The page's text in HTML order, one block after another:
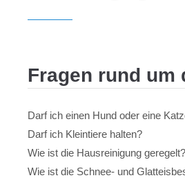
Fragen rund um
Darf ich einen Hund oder eine
Darf ich Kleintiere halten?
Wie ist die Hausreinigung geregelt?
Wie ist die Schnee- und